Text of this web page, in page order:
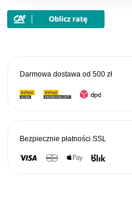
VDE-
CMX2
700cm
Darmowa dostawa od 500 zł
Bezpiecznie płatności SSL